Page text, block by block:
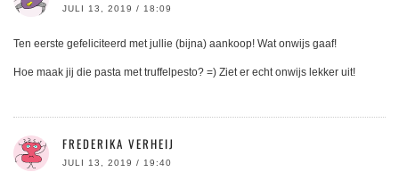
JULI 13, 2019 / 18:09
Ten eerste gefeliciteerd met jullie (bijna) aankoop! Wat onwijs gaaf!
Hoe maak jij die pasta met truffelpesto? =) Ziet er echt onwijs lekker uit!
FREDERIKA VERHEIJ
JULI 13, 2019 / 19:40